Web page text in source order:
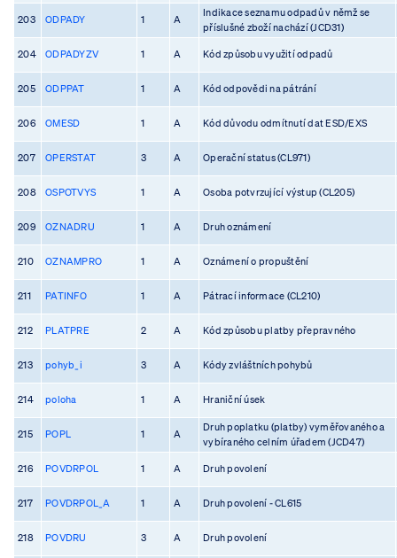
203 ODPADY 1 A
Indikace seznamu odpadů v němž se
příslušné zboží nachází (JCD31)
204 ODPADYZV 1 A Kód způsobu využití odpadů
205 ODPPAT 1 A Kód odpovědi na pátrání
206 OMESD 1 A Kód důvodu odmítnutí dat ESD/EXS
207 OPERSTAT 3 A Operační status (CL971)
208 OSPOTVYS 1 A Osoba potvrzující výstup (CL205)
209 OZNADRU 1 A Druh oznámení
210 OZNAMPRO 1 A Oznámení o propuštění
211 PATINFO 1 A Pátrací informace (CL210)
212 PLATPRE 2 A Kód způsobu platby přepravného
213 pohyb_i 3 A Kódy zvláštních pohybů
214 poloha 1 A Hraniční úsek
215 POPL 1 A
Druh poplatku (platby) vyměřovaného a
vybíraného celním úřadem (JCD47)
216 POVDRPOL 1 A Druh povolení
217 POVDRPOL_A 1 A Druh povolení - CL615
218 POVDRU 3 A Druh povolení